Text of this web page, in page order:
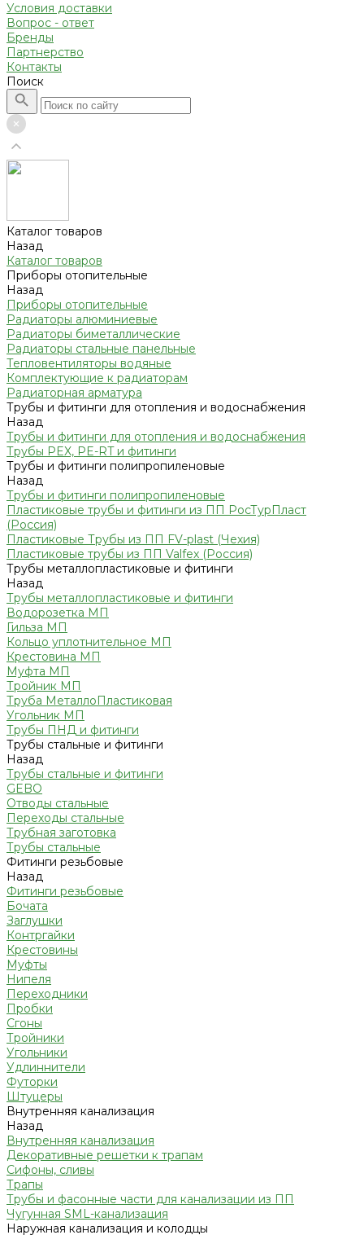
Условия доставки
Вопрос - ответ
Бренды
Партнерство
Контакты
Поиск
Каталог товаров
Назад
Каталог товаров
Приборы отопительные
Назад
Приборы отопительные
Радиаторы алюминиевые
Радиаторы биметаллические
Радиаторы стальные панельные
Тепловентиляторы водяные
Комплектующие к радиаторам
Радиаторная арматура
Трубы и фитинги для отопления и водоснабжения
Назад
Трубы и фитинги для отопления и водоснабжения
Трубы PEX, PE-RT и фитинги
Трубы и фитинги полипропиленовые
Назад
Трубы и фитинги полипропиленовые
Пластиковые трубы и фитинги из ПП РосТурПласт
(Россия)
Пластиковые Трубы из ПП FV-plast (Чехия)
Пластиковые трубы из ПП Valfex (Россия)
Трубы металлопластиковые и фитинги
Назад
Трубы металлопластиковые и фитинги
Водорозетка МП
Гильза МП
Кольцо уплотнительное МП
Крестовина МП
Муфта МП
Тройник МП
Труба МеталлоПластиковая
Угольник МП
Трубы ПНД и фитинги
Трубы стальные и фитинги
Назад
Трубы стальные и фитинги
GEBO
Отводы стальные
Переходы стальные
Трубная заготовка
Трубы стальные
Фитинги резьбовые
Назад
Фитинги резьбовые
Бочата
Заглушки
Контргайки
Крестовины
Муфты
Нипеля
Переходники
Пробки
Сгоны
Тройники
Угольники
Удлиннители
Футорки
Штуцеры
Внутренняя канализация
Назад
Внутренняя канализация
Декоративные решетки к трапам
Сифоны, сливы
Трапы
Трубы и фасонные части для канализации из ПП
Чугунная SML-канализация
Наружная канализация и колодцы